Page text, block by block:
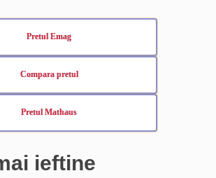
Pretul Emag
Compara pretul
Pretul Mathaus
ieftine